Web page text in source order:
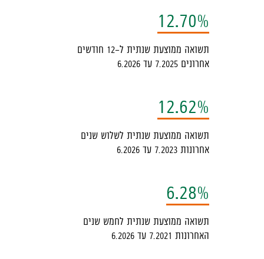
12.70%
תשואה ממוצעת שנתית ל-12 חודשים
אחרונים 7.2025 עד 6.2026
12.62%
תשואה ממוצעת שנתית לשלוש שנים
אחרונות 7.2023 עד 6.2026
6.28%
תשואה ממוצעת שנתית לחמש שנים
האחרונות 7.2021 עד 6.2026